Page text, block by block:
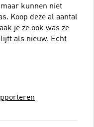
kunnen niet
Koop deze al aantal
je ze ook was ze
als nieuw. Echt